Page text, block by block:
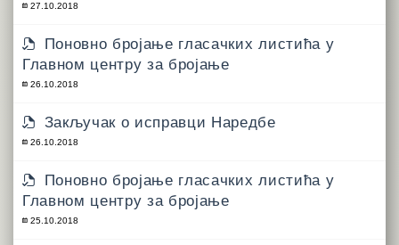
27.10.2018
Поновно бројање гласачких листића у
Главном центру за бројање
26.10.2018
Закључак о исправци Наредбе
26.10.2018
Поновно бројање гласачких листића у
Главном центру за бројање
25.10.2018